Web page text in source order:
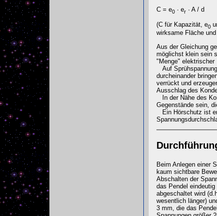
C = e0· er· A / d
(C für Kapazität, e0
wirksame Fläche
Aus der Gleichung
möglichst klein sein
"Menge" elektrischer
Auf
durcheinander
verrückt und
Ausschlag des
In der Nähe des
Gegenstände sein,
Ein Hörschutz ist
Beim Anlegen einer
kaum sichtbare
Abschalten der
das Pendel
abgeschaltet wird
wesentlich länger)
3 mm, die das